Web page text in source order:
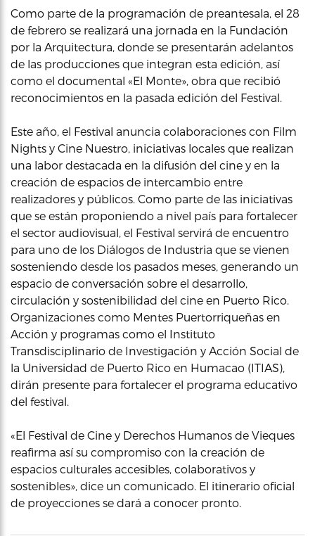
Como parte de la programación de preantesala, el 28
de febrero se realizará una jornada en la Fundación
por la Arquitectura, donde se presentarán adelantos
de las producciones que integran esta edición, así
como el documental «El Monte», obra que recibió
reconocimientos en la pasada edición del Festival.
Este año, el Festival anuncia colaboraciones con Film
Nights y Cine Nuestro, iniciativas locales que realizan
una labor destacada en la difusión del cine y en la
creación de espacios de intercambio entre
realizadores y públicos. Como parte de las iniciativas
que se están proponiendo a nivel país para fortalecer
el sector audiovisual, el Festival servirá de encuentro
para uno de los Diálogos de Industria que se vienen
sosteniendo desde los pasados meses, generando un
espacio de conversación sobre el desarrollo,
circulación y sostenibilidad del cine en Puerto Rico.
Organizaciones como Mentes Puertorriqueñas en
Acción y programas como el Instituto
Transdisciplinario de Investigación y Acción Social de
la Universidad de Puerto Rico en Humacao (ITIAS),
dirán presente para fortalecer el programa educativo
del festival.
«El Festival de Cine y Derechos Humanos de Vieques
reafirma así su compromiso con la creación de
espacios culturales accesibles, colaborativos y
sostenibles», dice un comunicado. El itinerario oficial
de proyecciones se dará a conocer pronto.